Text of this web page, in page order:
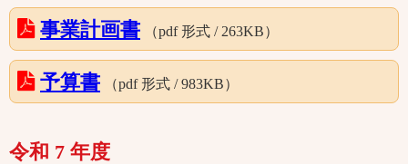
事業計画書 （pdf 形式 / 263KB）
予算書 （pdf 形式 / 983KB）
令和 7 年度